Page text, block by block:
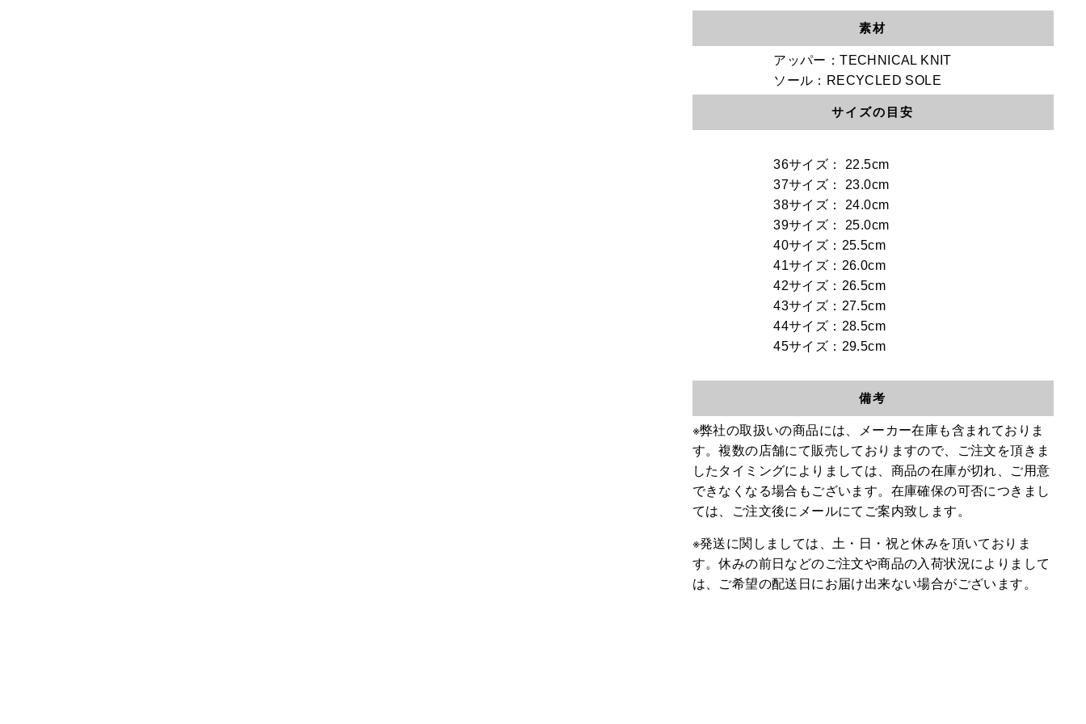
素材
アッパー：TECHNICAL KNIT
ソール：RECYCLED SOLE
サイズの目安
36サイズ： 22.5cm
37サイズ： 23.0cm
38サイズ： 24.0cm
39サイズ： 25.0cm
40サイズ：25.5cm
41サイズ：26.0cm
42サイズ：26.5cm
43サイズ：27.5cm
44サイズ：28.5cm
45サイズ：29.5cm
備考
※弊社の取扱いの商品には、メーカー在庫も含まれておりま
す。複数の店舗にて販売しておりますので、ご注文を頂きま
したタイミングによりましては、商品の在庫が切れ、ご用意
できなくなる場合もございます。在庫確保の可否につきまし
ては、ご注文後にメールにてご案内致します。
※発送に関しましては、土・日・祝と休みを頂いておりま
す。休みの前日などのご注文や商品の入荷状況によりまして
は、ご希望の配送日にお届け出来ない場合がございます。